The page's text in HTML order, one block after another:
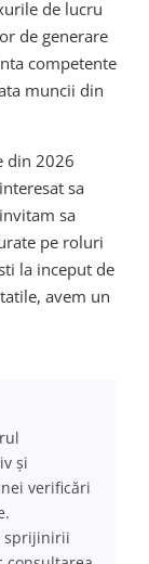
de lucru
de generare
competente
muncii din
din 2026
sa
sa
pe roluri
la inceput de
avem un
și
verificări
sprijinirii